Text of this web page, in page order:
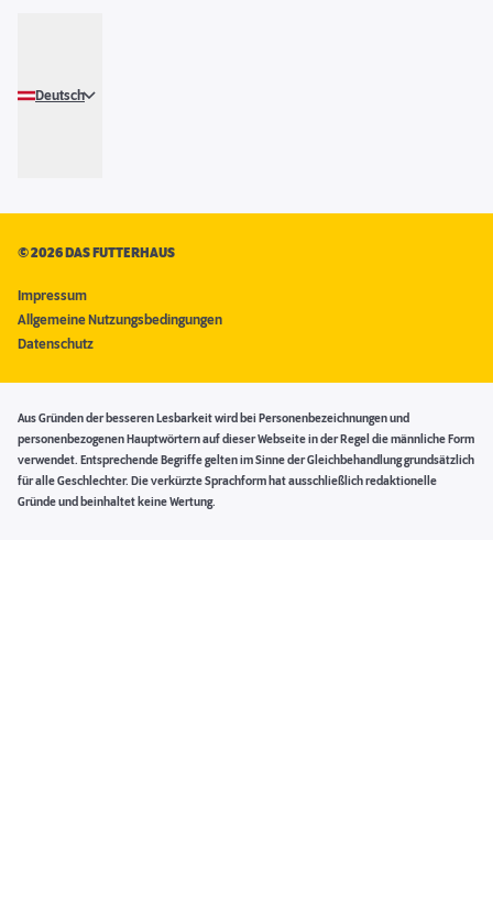
Deutsch
©2026 DAS FUTTERHAUS
Impressum
Allgemeine Nutzungsbedingungen
Datenschutz
Aus Gründen der besseren Lesbarkeit wird bei Personenbezeichnungen und
personenbezogenen Hauptwörtern auf dieser Webseite in der Regel die männliche Form
verwendet. Entsprechende Begriffe gelten im Sinne der Gleichbehandlung grundsätzlich
für alle Geschlechter. Die verkürzte Sprachform hat ausschließlich redaktionelle
Gründe und beinhaltet keine Wertung.